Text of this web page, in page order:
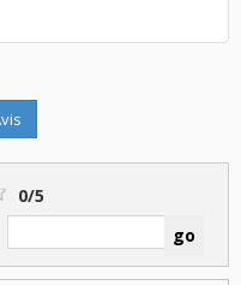
0/5